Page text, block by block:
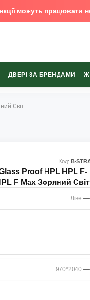
можуть працювати
ДВЕРІ ЗА БРЕНДАМИ
Світ
Код: В-
Proof HPL HPL F-
F-Max Зоряний Світ
Ліве
970*2040